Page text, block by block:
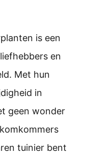
is een
en
Met hun
in
geen wonder
tuinier bent